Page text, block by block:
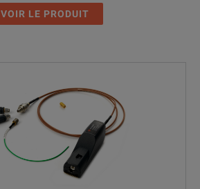
VOIR LE PRODUIT